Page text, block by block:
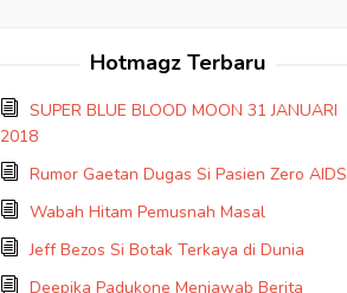
Hotmagz Terbaru
SUPER BLUE BLOOD MOON 31 JANUARI
2018
Rumor Gaetan Dugas Si Pasien Zero AIDS
Wabah Hitam Pemusnah Masal
Jeff Bezos Si Botak Terkaya di Dunia
Deepika Padukone Menjawab Berita